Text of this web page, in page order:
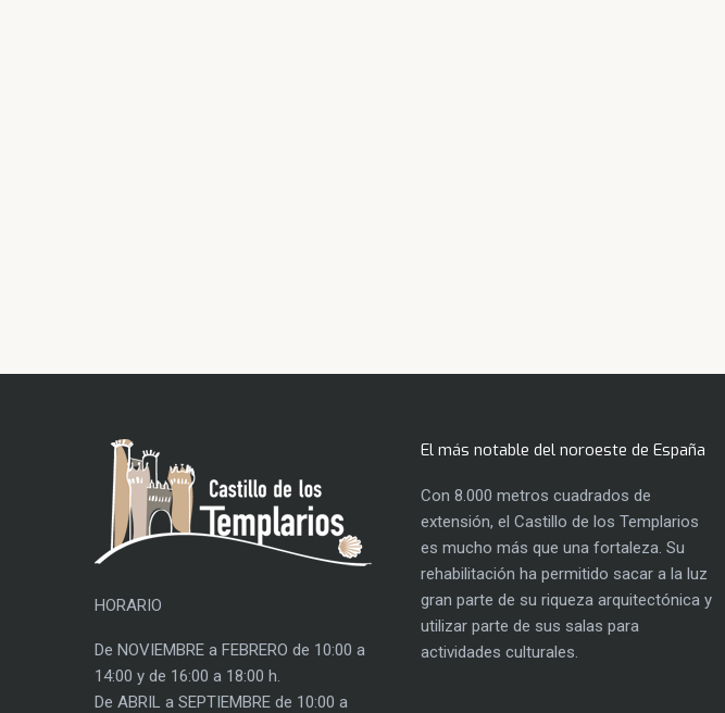
HORARIO
De NOVIEMBRE a FEBRERO de 10:00 a
14:00 y de 16:00 a 18:00 h.
De ABRIL a SEPTIEMBRE de 10:00 a
El más notable del noroeste de España
Con 8.000 metros cuadrados de
extensión, el Castillo de los Templarios
es mucho más que una fortaleza. Su
rehabilitación ha permitido sacar a la luz
gran parte de su riqueza arquitectónica y
utilizar parte de sus salas para
actividades culturales.